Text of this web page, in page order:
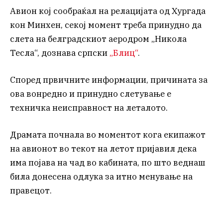
Авион кој сообраќал на релацијата од Хургада
кон Минхен, секој момент треба принудно да
слета на белградскиот аеродром „Никола
Тесла“, дознава српски „Блиц“.
Според првичните информации, причината за
ова вонредно и принудно слетување е
техничка неисправност на леталото.
Драмата почнала во моментот кога екипажот
на авионот во текот на летот пријавил дека
има појава на чад во кабината, по што веднаш
била донесена одлука за итно менување на
правецот.